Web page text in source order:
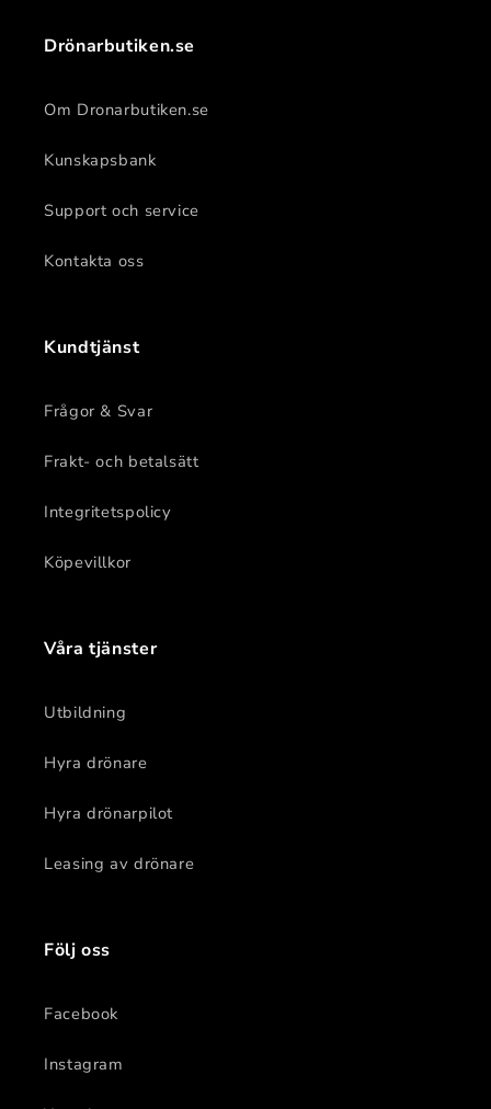
Drönarbutiken.se
Om Dronarbutiken.se
Kunskapsbank
Support och service
Kontakta oss
Kundtjänst
Frågor & Svar
Frakt- och betalsätt
Integritetspolicy
Köpevillkor
Våra tjänster
Utbildning
Hyra drönare
Hyra drönarpilot
Leasing av drönare
Följ oss
Facebook
Instagram